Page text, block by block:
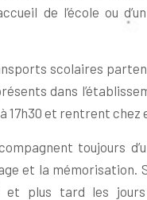
de l’école ou
scolaires
dans
et rentrent chez
toujours
et la
et plus tard les